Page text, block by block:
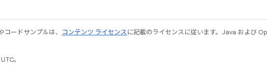
ードサンプルは、 コンテンツ ライセンスに記載のライセンスに従います。Java および
。